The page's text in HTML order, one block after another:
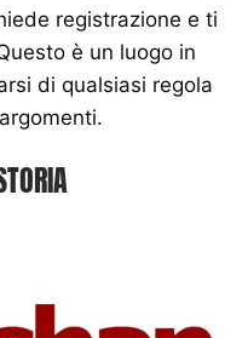
registrazione e ti
è un luogo in
di qualsiasi regola